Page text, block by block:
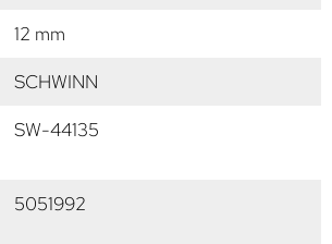
12 mm
SCHWINN
SW-44135
5051992